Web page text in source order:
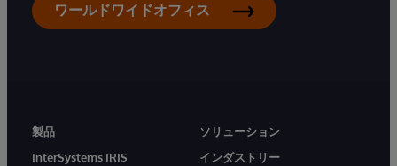
ワールドワイドオフィス
製品
InterSystems IRIS
ソリューション
インダストリー